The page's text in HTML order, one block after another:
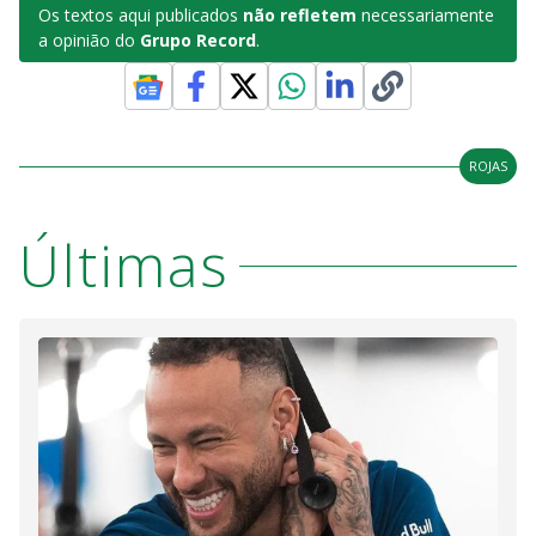
Os textos aqui publicados não refletem necessariamente
a opinião do Grupo Record.
ROJAS
Últimas